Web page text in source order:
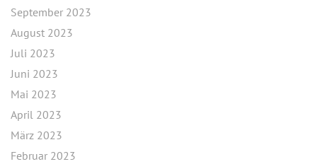
September 2023
August 2023
Juli 2023
Juni 2023
Mai 2023
April 2023
März 2023
Februar 2023